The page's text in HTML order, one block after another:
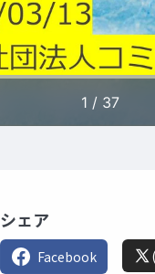
シェア
Facebook